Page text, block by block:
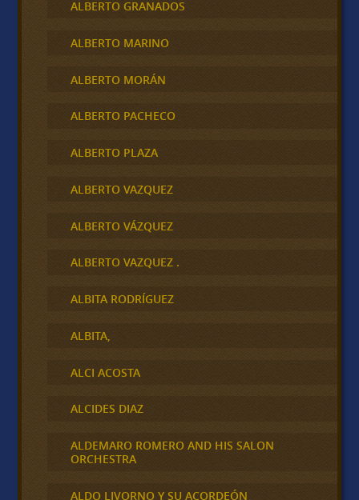
ALBERTO GRANADOS
ALBERTO MARINO
ALBERTO MORÁN
ALBERTO PACHECO
ALBERTO PLAZA
ALBERTO VAZQUEZ
ALBERTO VÁZQUEZ
ALBERTO VAZQUEZ .
ALBITA RODRÍGUEZ
ALBITA,
ALCI ACOSTA
ALCIDES DIAZ
ALDEMARO ROMERO AND HIS SALON
ORCHESTRA
ALDO LIVORNO Y SU ACORDEÓN